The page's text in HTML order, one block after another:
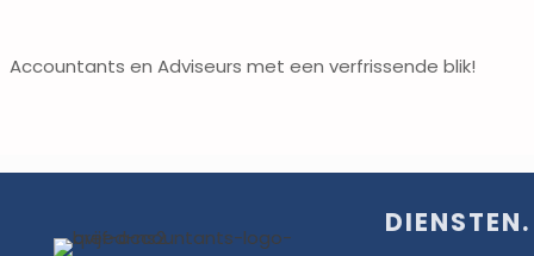
Accountants en Adviseurs met een verfrissende blik!
DIENSTEN.